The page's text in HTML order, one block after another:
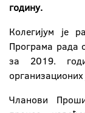
годину.
Колегијум је
Програма рада
за 2019.
Чланови